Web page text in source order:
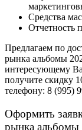
Средства
Отчетность
Предлагаем по
рынка альбомы
интересующему
получите скидку
телефону: 8 (995)
Оформить
рынка альбомы